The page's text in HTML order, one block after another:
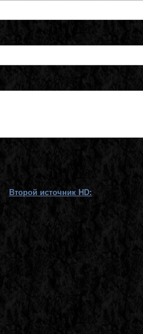
Второй источник HD: